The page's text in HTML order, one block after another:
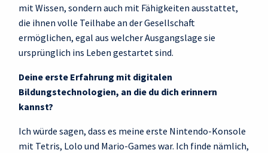
mit Wissen, sondern auch mit Fähigkeiten ausstattet,
die ihnen volle Teilhabe an der Gesellschaft
ermöglichen, egal aus welcher Ausgangslage sie
ursprünglich ins Leben gestartet sind.
Deine erste Erfahrung mit digitalen
Bildungstechnologien, an die du dich erinnern
kannst?
Ich würde sagen, dass es meine erste Nintendo-Konsole
mit Tetris, Lolo und Mario-Games war. Ich finde nämlich,